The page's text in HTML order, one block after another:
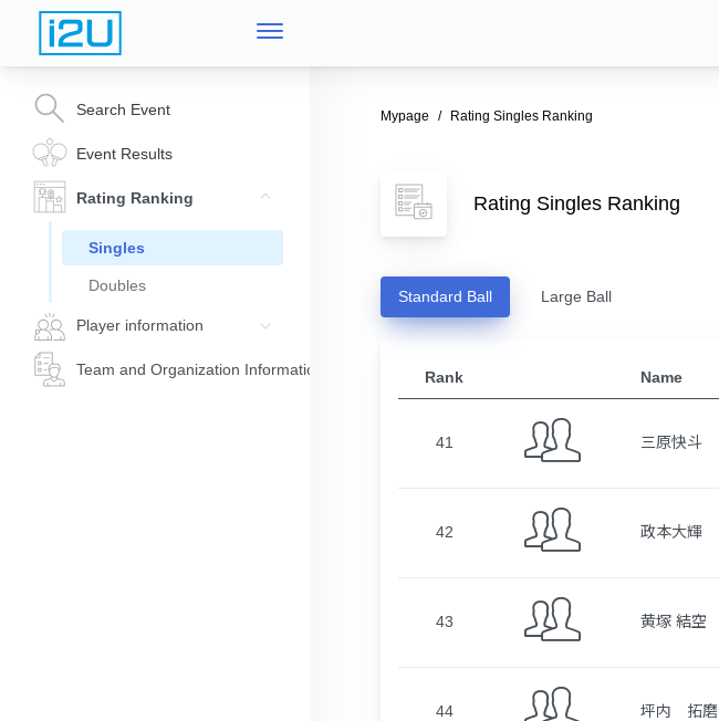
Search Event
Event Results
Rating Ranking
Singles
Doubles
Player information
Team and Organization Information
Mypage Rating Singles Ranking
Rating Singles Ranking
Standard Ball Large Ball
Rank Name
41 三原快斗
42 政本大輝
43 黄塚 結空
44 坪内 拓磨